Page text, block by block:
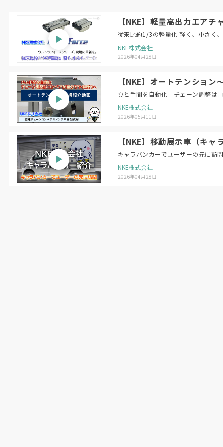
【NKE】軽量高出力エア
従来比約1/3の軽量化 軽く、小さく
NKE株式会社
2026年04月28日
【NKE】オートテンショ
ひと手間を自動化 チェーン調整は
NKE株式会社
2026年05月11日
【NKE】移動展示車（キ
キャラバンカーでユーザーの元に訪問
NKE株式会社
2026年04月28日